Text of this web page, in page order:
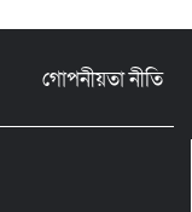
তৈরিতে
মোঃ আব্দুস সালাম।
গোপনীয়তা নীতি